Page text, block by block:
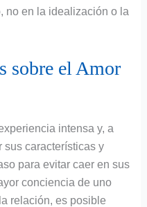
no en la idealización o la
sobre el Amor
intensa y, a
sus características y
para evitar caer en sus
conciencia de uno
relación, es posible